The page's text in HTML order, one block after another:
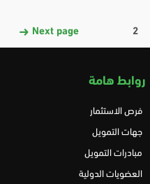
2
Next page
روابط هامة
فرص الاستثمار
جهات التمويل
مبادرات التمويل
العضويات الدولية